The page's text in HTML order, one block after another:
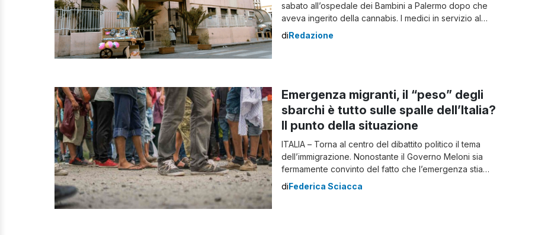
sabato all’ospedale dei Bambini a Palermo dopo che
aveva ingerito della cannabis. I medici in servizio al
Pronto Soccorso nel corso degli accertamenti e una
diRedazione
Emergenza migranti, il “peso” degli
sbarchi è tutto sulle spalle dell’Italia?
Il punto della situazione
ITALIA – Torna al centro del dibattito politico il tema
dell’immigrazione. Nonostante il Governo Meloni sia
fermamente convinto del fatto che l’emergenza stia
gravando in modo particolare sulle spalle degli italiani,
diFederica Sciacca